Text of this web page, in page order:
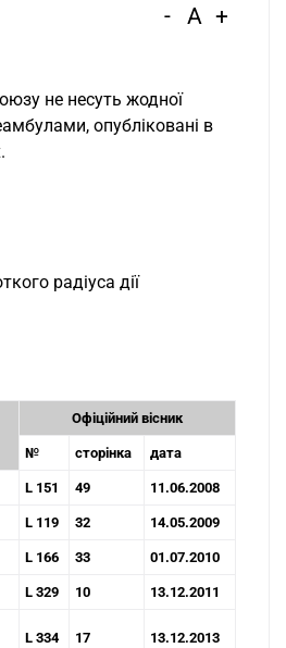
- A +
не несуть жодної
опубліковані в
радіуса дії
Офіційний вісник
№ сторінка дата
L 151 49 11.06.2008
L 119 32 14.05.2009
L 166 33 01.07.2010
L 329 10 13.12.2011
L 334 17 13.12.2013